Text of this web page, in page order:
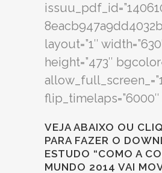
layout=”1″
height=”473″
flip_timelaps=”6000″
VEJA ABAIXO OU
PARA FAZER O
ESTUDO “COMO A
MUNDO 2014 VAI